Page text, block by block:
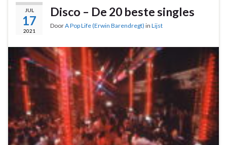
JUL
17
2021
Disco – De 20 beste singles
DoorA Pop Life (Erwin Barendregt) in Lijst